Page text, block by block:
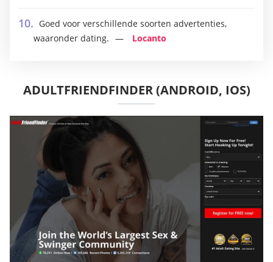
Goed voor verschillende soorten advertenties,
waaronder dating.
Locanto
ADULTFRIENDFINDER (ANDROID, IOS)